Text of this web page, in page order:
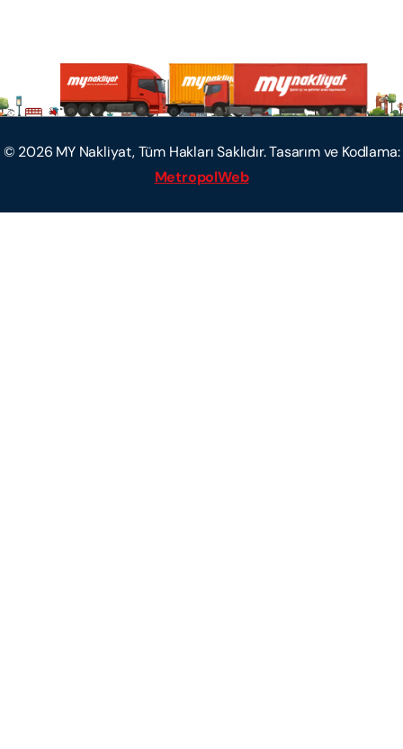
© 2026 MY Nakliyat, Tüm Hakları Saklıdır. Tasarım ve Kodlama:
MetropolWeb